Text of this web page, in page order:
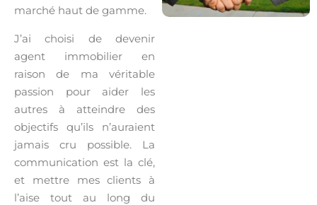
marché haut de gamme.
J’ai choisi de devenir
agent immobilier en
raison de ma véritable
passion pour aider les
autres à atteindre des
objectifs qu’ils n’auraient
jamais cru possible. La
communication est la clé,
et mettre mes clients à
l’aise tout au long du